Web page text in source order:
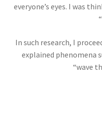
アレクサン
【Alexander Graham
8月2日】 — 声を「
everyone’s eyes. I was
In such research, I
explained phenomena
“wave